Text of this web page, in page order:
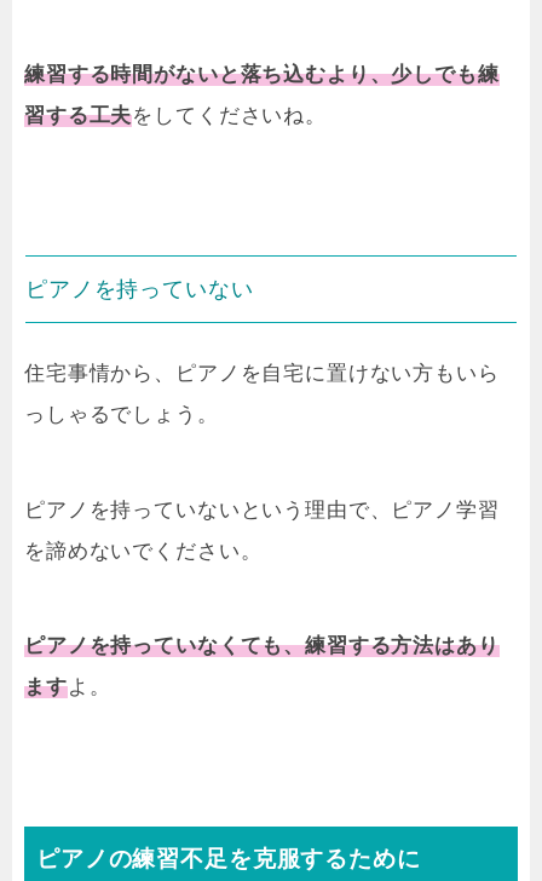
練習する時間がないと落ち込むより、少しでも練
習する工夫をしてくださいね。
ピアノを持っていない
住宅事情から、ピアノを自宅に置けない方もいら
っしゃるでしょう。
ピアノを持っていないという理由で、ピアノ学習
を諦めないでください。
ピアノを持っていなくても、練習する方法はあり
ますよ。
ピアノの練習不足を克服するために